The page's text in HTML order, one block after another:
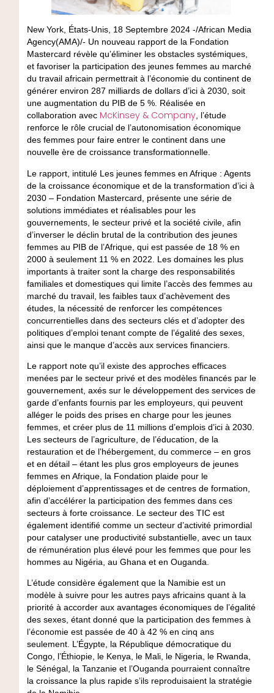
New York, États-Unis, 18 Septembre 2024 -/African Media
Agency(AMA)/- Un nouveau rapport de la Fondation
Mastercard révèle qu’éliminer les obstacles systémiques,
et favoriser la participation des jeunes femmes au marché
du travail africain permettrait à l’économie du continent de
générer environ 287 milliards de dollars d’ici à 2030, soit
une augmentation du PIB de 5 %. Réalisée en
collaboration avecMcKinsey & Company, l’étude
renforce le rôle crucial de l’autonomisation économique
des femmes pour faire entrer le continent dans une
nouvelle ère de croissance transformationnelle.
Le rapport, intitulé Les jeunes femmes en Afrique : Agents
de la croissance économique et de la transformation d’ici à
2030 – Fondation Mastercard, présente une série de
solutions immédiates et réalisables pour les
gouvernements, le secteur privé et la société civile, afin
d’inverser le déclin brutal de la contribution des jeunes
femmes au PIB de l’Afrique, qui est passée de 18 % en
2000 à seulement 11 % en 2022. Les domaines les plus
importants à traiter sont la charge des responsabilités
familiales et domestiques qui limite l’accès des femmes au
marché du travail, les faibles taux d’achèvement des
études, la nécessité de renforcer les compétences
concurrentielles dans des secteurs clés et d’adopter des
politiques d’emploi tenant compte de l’égalité des sexes,
ainsi que le manque d’accès aux services financiers.
Le rapport note qu’il existe des approches efficaces
menées par le secteur privé et des modèles financés par le
gouvernement, axés sur le développement des services de
garde d’enfants fournis par les employeurs, qui peuvent
alléger le poids des prises en charge pour les jeunes
femmes, et créer plus de 11 millions d’emplois d’ici à 2030.
Les secteurs de l’agriculture, de l’éducation, de la
restauration et de l’hébergement, du commerce – en gros
et en détail – étant les plus gros employeurs de jeunes
femmes en Afrique, la Fondation plaide pour le
déploiement d’apprentissages et de centres de formation,
afin d’accélérer la participation des femmes dans ces
secteurs à forte croissance. Le secteur des TIC est
également identifié comme un secteur d’activité primordial
pour catalyser une productivité substantielle, avec un taux
de rémunération plus élevé pour les femmes que pour les
hommes au Nigéria, au Ghana et en Ouganda.
L’étude considère également que la Namibie est un
modèle à suivre pour les autres pays africains quant à la
priorité à accorder aux avantages économiques de l’égalité
des sexes, étant donné que la participation des femmes à
l’économie est passée de 40 à 42 % en cinq ans
seulement. L’Égypte, la République démocratique du
Congo, l’Éthiopie, le Kenya, le Mali, le Nigeria, le Rwanda,
le Sénégal, la Tanzanie et l’Ouganda pourraient connaître
la croissance la plus rapide s’ils reproduisaient la stratégie